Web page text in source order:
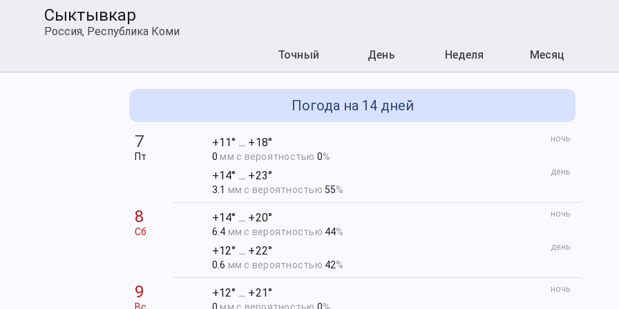
Сыктывкар
Россия, Республика Коми
Точный
День Неделя Месяц
Погода на 14 дней
7
Пт
ночь
+11° ... +18°
0 мм с вероятностью 0%
день
+14° ... +23°
3.1 мм с вероятностью 55%
8
Сб
ночь
+14° ... +20°
6.4 мм с вероятностью 44%
день
+12° ... +22°
0.6 мм с вероятностью 42%
9 ночь
+12° ... +21°